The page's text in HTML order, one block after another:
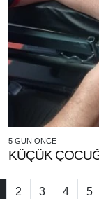
5 GÜN ÖNCE
KÜÇÜK
2 3 4 5